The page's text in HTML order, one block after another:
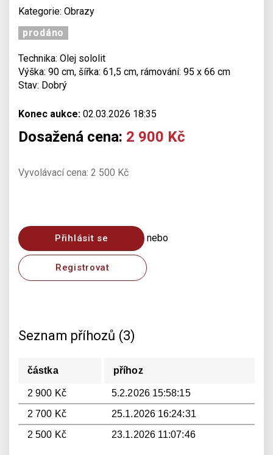
Kategorie: Obrazy
prodáno
Technika: Olej sololit
Výška: 90 cm, šířka: 61,5 cm, rámování: 95 x 66 cm
Stav: Dobrý
Konec aukce: 02.03.2026 18:35
Dosažená cena: 2 900 Kč
Vyvolávací cena: 2 500 Kč
Přihlásit se nebo
Registrovat
Seznam příhozů (3)
částka příhoz
2 900 Kč
5.2.2026 15:58:15
2 700 Kč
25.1.2026 16:24:31
2 500 Kč
23.1.2026 11:07:46